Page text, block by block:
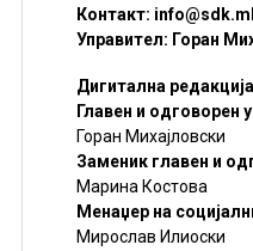
Контакт:
Управител: Горан
Дигитална
Главен и одговорен
Горан Михајловски
Заменик главен и
Марина Костова
Менаџер на
Мирослав Илиоски